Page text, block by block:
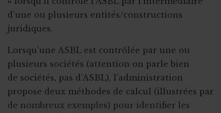
d’une ou plusieurs entités/constructions
juridiques.
Lorsqu’une ASBL est contrôlée par une ou
plusieurs sociétés (attention on parle bien
de sociétés, pas d’ASBL), l’administration
propose deux méthodes de calcul (illustrées par
de nombreux exemples) pour identifier les